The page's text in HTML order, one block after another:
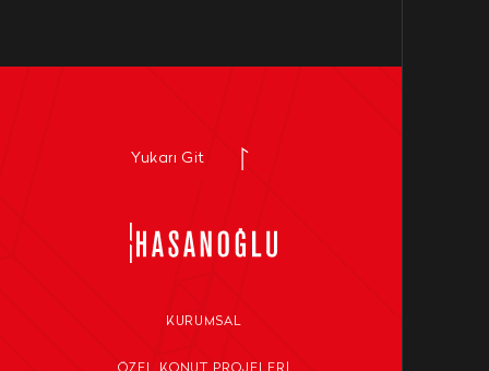
KURUMSAL
Yukarı Git